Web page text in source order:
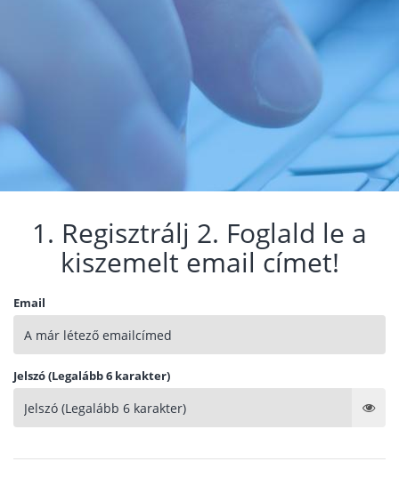
1. Regisztrálj 2. Foglald le a
kiszemelt email címet!
Email
Jelszó (Legalább 6 karakter)